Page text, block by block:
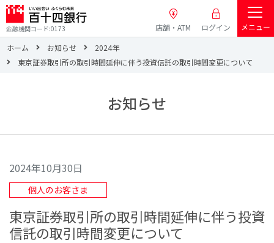
金融機関コード:0173 店舗・ATM ログイン
メニュー
ホーム
お知らせ
2024年
東京証券取引所の取引時間延伸に伴う投資信託の取引時間変更について
お知らせ
2024年10月30日
個人のお客さま
東京証券取引所の取引時間延伸に伴う投資
信託の取引時間変更について